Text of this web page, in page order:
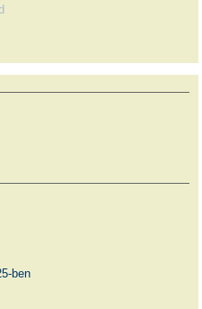
ben